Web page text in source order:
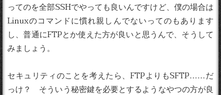
ってのを全部SSHでやっても良いんですけど、僕の場合は
Linuxのコマンドに慣れ親しんでないってのもあります
し、普通にFTPとか使えた方が良いと思うんで、そうして
みましょう。
セキュリティのことを考えたら、FTPよりもSFTP……だ
っけ？ そういう秘密鍵を必要とするようなやつの方が良